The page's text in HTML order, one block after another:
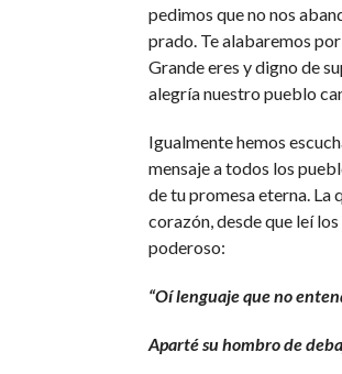
pedimos que no nos
prado. Te alabaremos
Grande eres y digno de
alegría nuestro pueblo
Igualmente hemos
mensaje a todos los
de tu promesa eterna. La
corazón, desde que leí
poderoso:
“Oí lenguaje que no
Aparté su hombro de